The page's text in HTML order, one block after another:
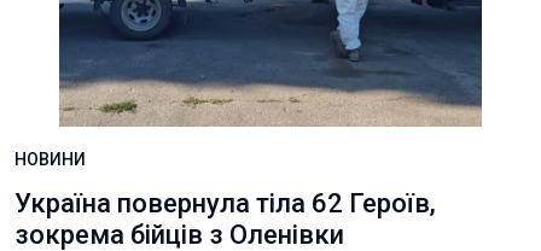
НОВИНИ
Україна повернула тіла 62 Героїв,
зокрема бійців з Оленівки